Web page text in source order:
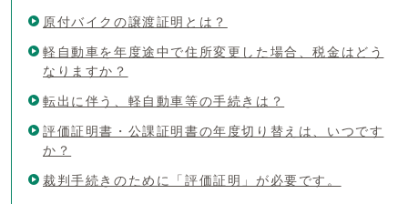
原付バイクの譲渡証明とは？
軽自動車を年度途中で住所変更した場合、税金はどう
なりますか？
転出に伴う、軽自動車等の手続きは？
評価証明書・公課証明書の年度切り替えは、いつです
か？
裁判手続きのために「評価証明」が必要です。